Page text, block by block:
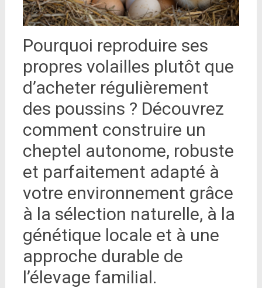
Pourquoi reproduire ses
propres volailles plutôt que
d’acheter régulièrement
des poussins ? Découvrez
comment construire un
cheptel autonome, robuste
et parfaitement adapté à
votre environnement grâce
à la sélection naturelle, à la
génétique locale et à une
approche durable de
l’élevage familial.